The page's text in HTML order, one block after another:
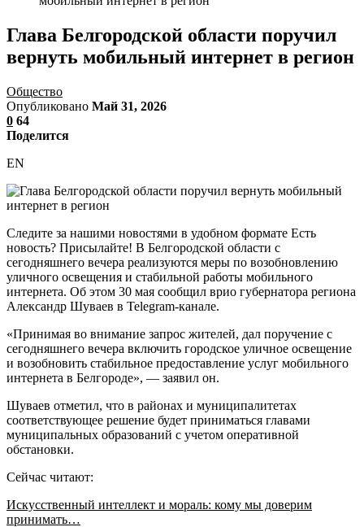
Глава Белгородской области поручил
вернуть мобильный интернет в регион
Общество
Опубликовано Май 31, 2026
0 64
Поделится
EN
Следите за нашими новостями в удобном формате Есть
новость? Присылайте! В Белгородской области с
сегодняшнего вечера реализуются меры по возобновлению
уличного освещения и стабильной работы мобильного
интернета. Об этом 30 мая сообщил врио губернатора региона
Александр Шуваев в Telegram-канале.
«Принимая во внимание запрос жителей, дал поручение с
сегодняшнего вечера включить городское уличное освещение
и возобновить стабильное предоставление услуг мобильного
интернета в Белгороде», — заявил он.
Шуваев отметил, что в районах и муниципалитетах
соответствующее решение будет приниматься главами
муниципальных образований с учетом оперативной
обстановки.
Сейчас читают:
Искусственный интеллект и мораль: кому мы доверим
принимать…